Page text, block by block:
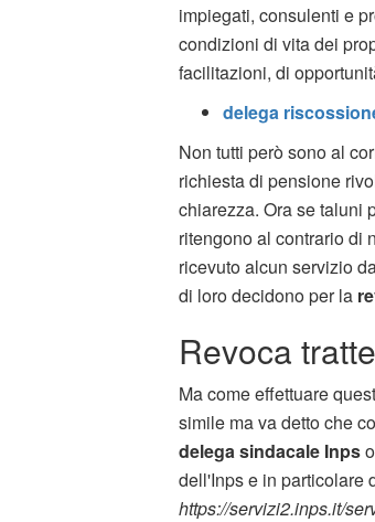
impiegati, consulenti e
condizioni di vita dei
facilitazioni, di
delega
Non tutti però sono al
richiesta di pensione
chiarezza. Ora se taluni
ritengono al contrario di
ricevuto alcun servizio
di loro decidono per la
Revoca
Ma come effettuare
simile ma va detto che
delega sindacale Inps
dell'Inps e in particolare
https://servizi2.inps.it/